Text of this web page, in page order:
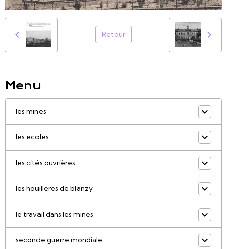
Retour
Menu
les mines
les ecoles
les cités ouvrières
les houilleres de blanzy
le travail dans les mines
seconde guerre mondiale